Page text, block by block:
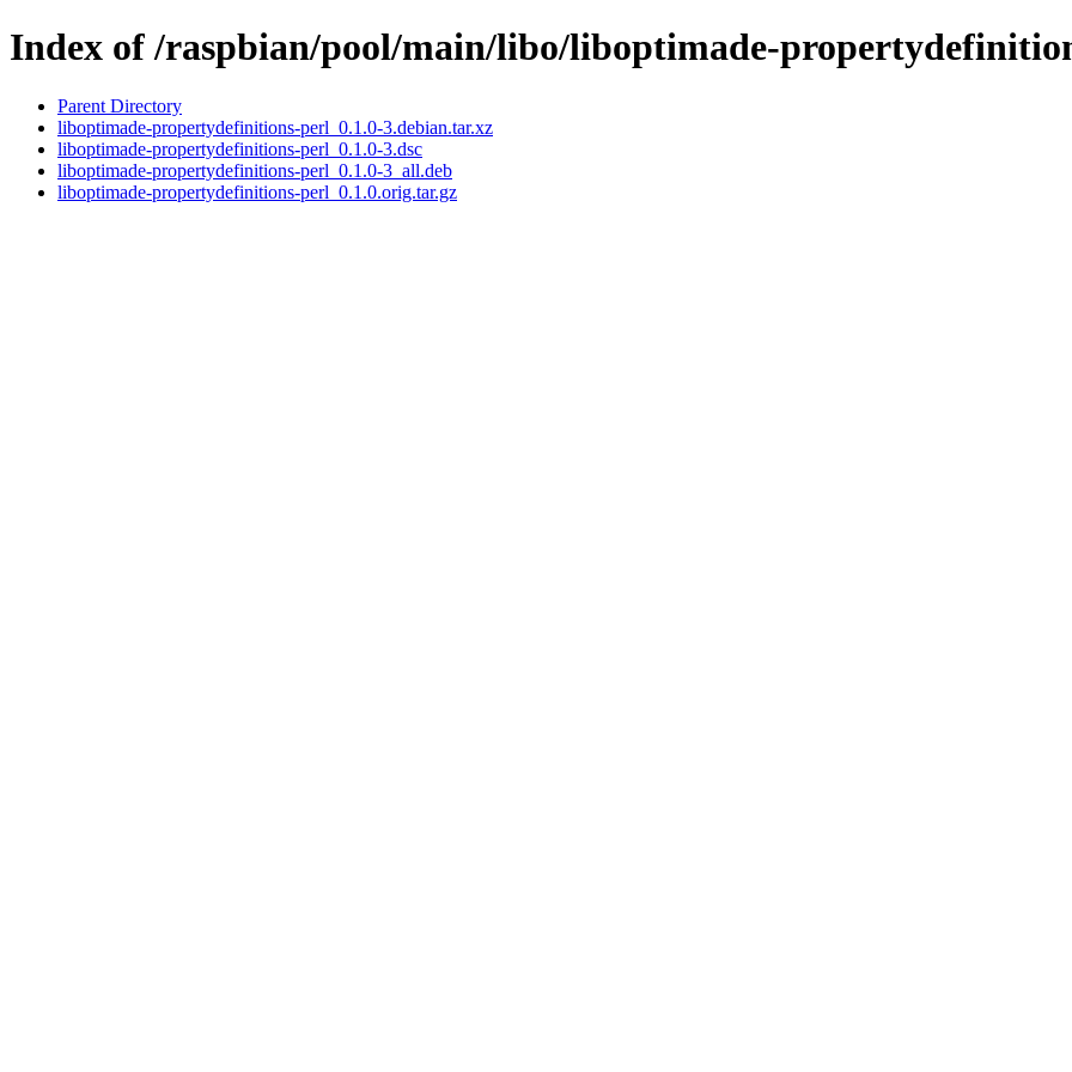
Index of /raspbian/pool/main/libo/liboptimade-
Parent Directory
liboptimade-propertydefinitions-perl_0.1.0-3.debian.tar.xz
liboptimade-propertydefinitions-perl_0.1.0-3.dsc
liboptimade-propertydefinitions-perl_0.1.0-3_all.deb
liboptimade-propertydefinitions-perl_0.1.0.orig.tar.gz